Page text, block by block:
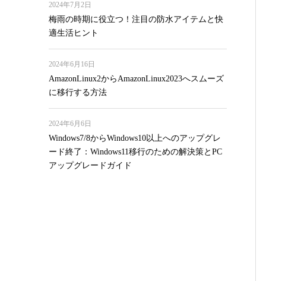
梅雨の時期に役立つ！注目の防水アイテムと快
適生活ヒント
2024年7月2日
AmazonLinux2からAmazonLinux2023へスムーズ
に移行する方法
2024年6月16日
Windows7/8からWindows10以上へのアップグレ
ード終了：Windows11移行のための解決策とPC
アップグレードガイド
2024年6月6日